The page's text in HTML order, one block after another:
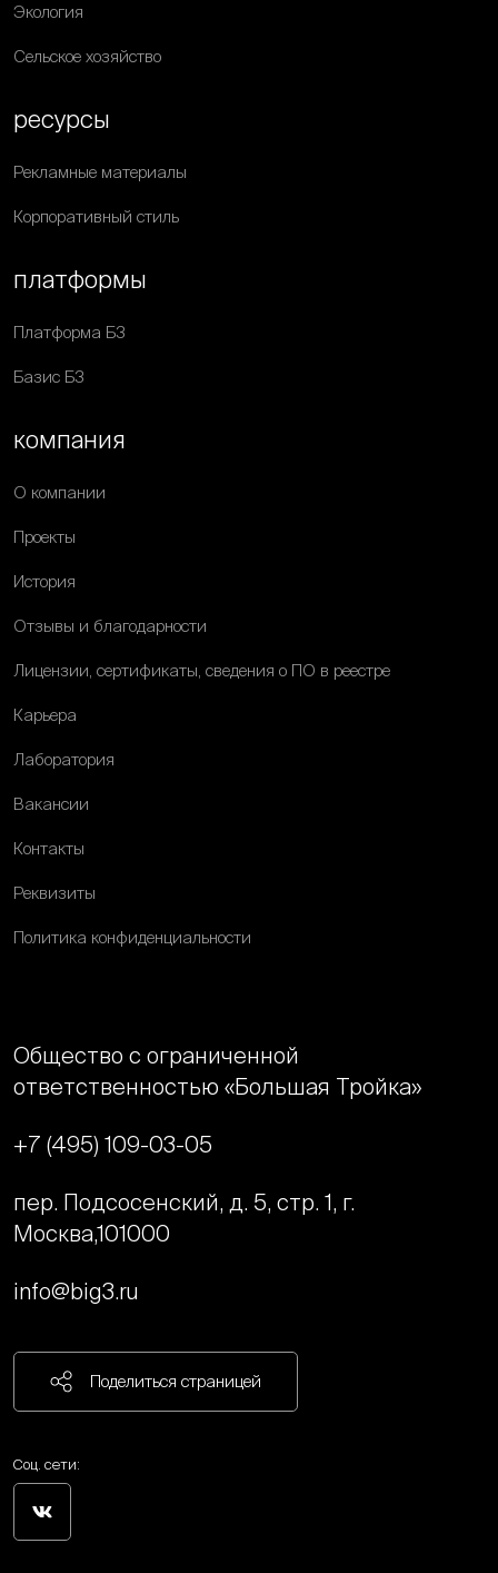
Экология
Сельское хозяйство
ресурсы
Рекламные материалы
Корпоративный стиль
платформы
Платформа Б3
Базис Б3
компания
О компании
Проекты
История
Отзывы и благодарности
Лицензии, сертификаты, сведения о ПО в реестре
Карьера
Лаборатория
Вакансии
Контакты
Реквизиты
Политика конфиденциальности
Общество с ограниченной
ответственностью «Большая Тройка»
+7 (495) 109-03-05
пер. Подсосенский, д. 5, стр. 1, г.
Москва,101000
info@big3.ru
Поделиться страницей
Соц. сети: